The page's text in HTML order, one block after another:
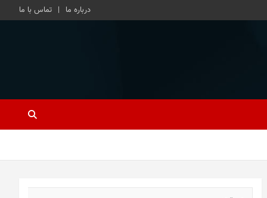
درباره ما تماس با ما